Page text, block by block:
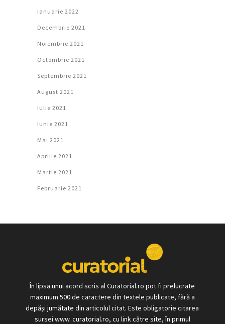
Ianuarie 2022
Decembrie 2021
Noiembrie 2021
Octombrie 2021
Septembrie 2021
August 2021
Iulie 2021
Iunie 2021
Mai 2021
Aprilie 2021
Martie 2021
Februarie 2021
În lipsa unui acord scris al Curatorial.ro pot fi prelucrate
maximum 500 de caractere din textele publicate, fără a
depăși jumătate din articolul citat. Este obligatorie citarea
sursei www. curatorial.ro, cu link către site, în primul